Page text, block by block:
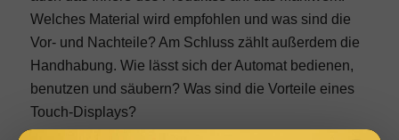
Welches Material wird empfohlen und was sind die
Vor- und Nachteile? Am Schluss zählt außerdem die
Handhabung. Wie lässt sich der Automat bedienen,
benutzen und säubern? Was sind die Vorteile eines
Touch-Displays?